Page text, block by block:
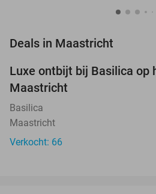
Deals in Maastricht
Luxe ontbijt bij Basilica op
Maastricht
Basilica
Maastricht
Verkocht: 66